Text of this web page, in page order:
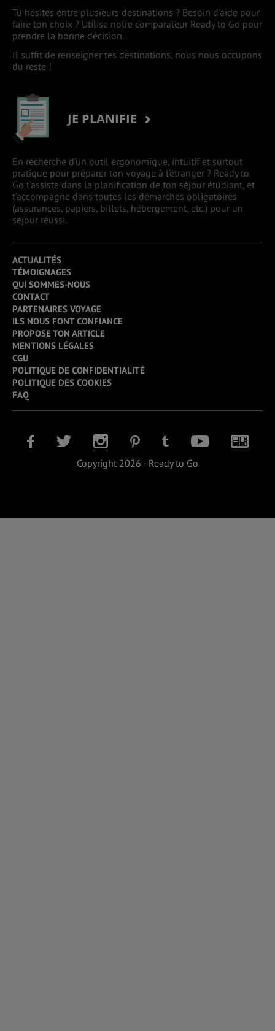
Tu hésites entre plusieurs destinations ? Besoin d’aide pour
faire ton choix ? Utilise notre comparateur Ready to Go pour
prendre la bonne décision.
Il suffit de renseigner tes destinations, nous nous occupons
du reste !
JE PLANIFIE
En recherche d’un outil ergonomique, intuitif et surtout
pratique pour préparer ton voyage à l’étranger ? Ready to
Go t’assiste dans la planification de ton séjour étudiant, et
t’accompagne dans toutes les démarches obligatoires
(assurances, papiers, billets, hébergement, etc.) pour un
séjour réussi.
ACTUALITÉS
TÉMOIGNAGES
QUI SOMMES-NOUS
CONTACT
PARTENAIRES VOYAGE
ILS NOUS FONT CONFIANCE
PROPOSE TON ARTICLE
MENTIONS LÉGALES
CGU
POLITIQUE DE CONFIDENTIALITÉ
POLITIQUE DES COOKIES
FAQ
Copyright 2026 - Ready to Go